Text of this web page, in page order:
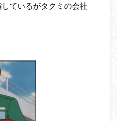
ているがタクミの会社